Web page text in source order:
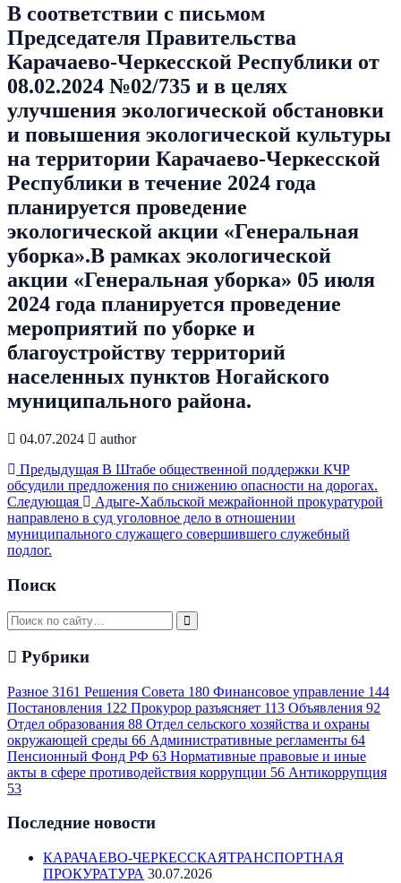
В соответствии с письмом
Председателя Правительства
Карачаево-Черкесской Республики от
08.02.2024 №02/735 и в целях
улучшения экологической обстановки
и повышения экологической культуры
на территории Карачаево-Черкесской
Республики в течение 2024 года
планируется проведение
экологической акции «Генеральная
уборка».В рамках экологической
акции «Генеральная уборка» 05 июля
2024 года планируется проведение
мероприятий по уборке и
благоустройству территорий
населенных пунктов Ногайского
муниципального района.
04.07.2024
author
Предыдущая В Штабе общественной поддержки КЧР
обсудили предложения по снижению опасности на дорогах.
Следующая
Адыге-Хабльской межрайонной прокуратурой
направлено в суд уголовное дело в отношении
муниципального служащего совершившего служебный
подлог.
Поиск
Рубрики
Разное 3161 Решения Совета 180 Финансовое управление 144
Постановления 122 Прокурор разъясняет 113 Объявления 92
Отдел образования 88 Отдел сельского хозяйства и охраны
окружающей среды 66 Административные регламенты 64
Пенсионный Фонд РФ 63 Нормативные правовые и иные
акты в сфере противодействия коррупции 56 Антикоррупция
53
Последние новости
КАРАЧАЕВО-ЧЕРКЕССКАЯТРАНСПОРТНАЯ
ПРОКУРАТУРА 30.07.2026